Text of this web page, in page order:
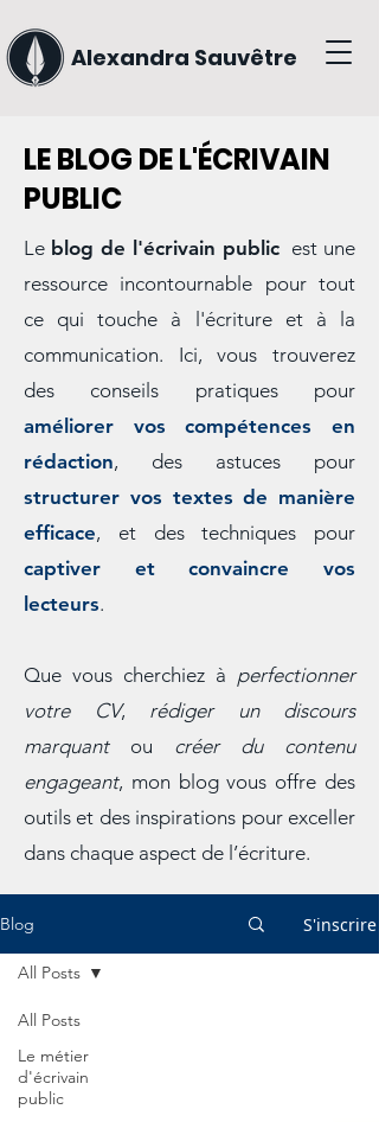
Alexandra Sauvêtre
LE BLOG DE L'ÉCRIVAIN
PUBLIC
Le blog de l'écrivain public est une
ressource incontournable pour tout
ce qui touche à l'écriture et à la
communication. Ici, vous trouverez
des conseils pratiques pour
améliorer vos compétences en
rédaction, des astuces pour
structurer vos textes de manière
efficace, et des techniques pour
captiver et convaincre vos
lecteurs.
Que vous cherchiez à perfectionner
votre CV, rédiger un discours
marquantou créer du contenu
engageant, mon blog vous offre des
outils et des inspirations pour exceller
dans chaque aspect de l’écriture.
Blog S'inscrire
All Posts
Le métier
d'écrivain
public
All Posts